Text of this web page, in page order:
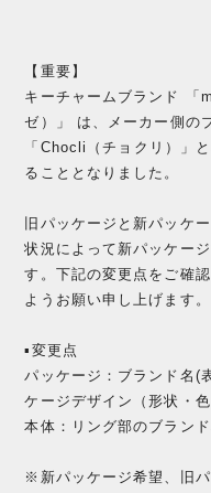
【重要】
キーチャームブランド 「
ゼ）」 は、メーカー側の
「Chocli（チョクリ）」
ることとなりました。
旧パッケージと新パッケ
状況によって新パッケー
す。下記の変更点をご確
ようお願い申し上げます。
▪️変更点
パッケージ：ブランド名(
ケージデザイン（形状・
本体：リング部のブランド
※新パッケージ希望、旧